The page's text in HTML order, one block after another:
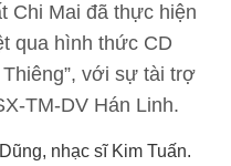
Chi Mai đã thực hiện
qua hình thức CD
với sự tài trợ
TM-DV Hán Linh.
nhạc sĩ Kim Tuấn.